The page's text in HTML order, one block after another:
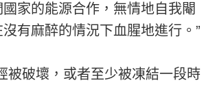
家的能源合作，無情地自我閹
有麻醉的情況下血腥地進行。”
被破壞，或者至少被凍結一段時